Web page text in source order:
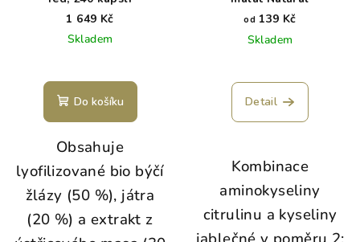
1 649 Kč
Skladem
Do košíku
Obsahuje
lyofilizované bio býčí
žlázy (50 %), játra
(20 %) a extrakt z
od 139 Kč
Skladem
Detail
Kombinace
aminokyseliny
citrulinu a kyseliny